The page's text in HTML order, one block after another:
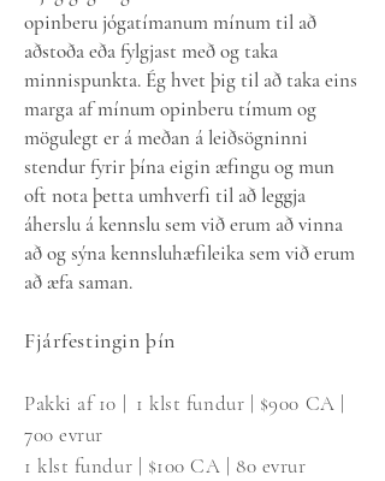
opinberu jógatímanum mínum til að
aðstoða eða fylgjast með og taka
minnispunkta. Ég hvet þig til að taka eins
marga af mínum opinberu tímum og
mögulegt er á meðan á leiðsögninni
stendur fyrir þína eigin æfingu og mun
oft nota þetta umhverfi til að leggja
áherslu á kennslu sem við erum að vinna
að og sýna kennsluhæfileika sem við erum
að æfa saman.
Fjárfestingin þín
Pakki af 10 |
1 klst fundur | $900 CA |
700 evrur
1 klst fundur | $100 CA | 80 evrur